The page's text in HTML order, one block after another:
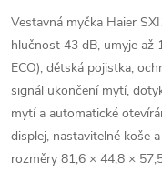
Vestavná myčka Haier
hlučnost 43 dB, umyje až
ECO), dětská pojistka,
signál ukončení mytí,
mytí a automatické
displej, nastavitelné koše
rozměry 81,6 × 44,8 ×